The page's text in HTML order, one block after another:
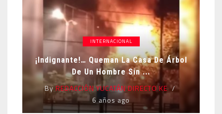
INTERNACIONAL
¡Indignante!… Queman La Casa De Árbol
De Un Hombre Sin ...
ByREDACCIÓN YUCATÁN DIRECTO KE
6 años ago